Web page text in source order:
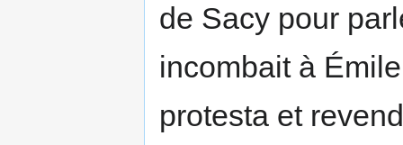
de Sacy pour
incombait à
protesta et